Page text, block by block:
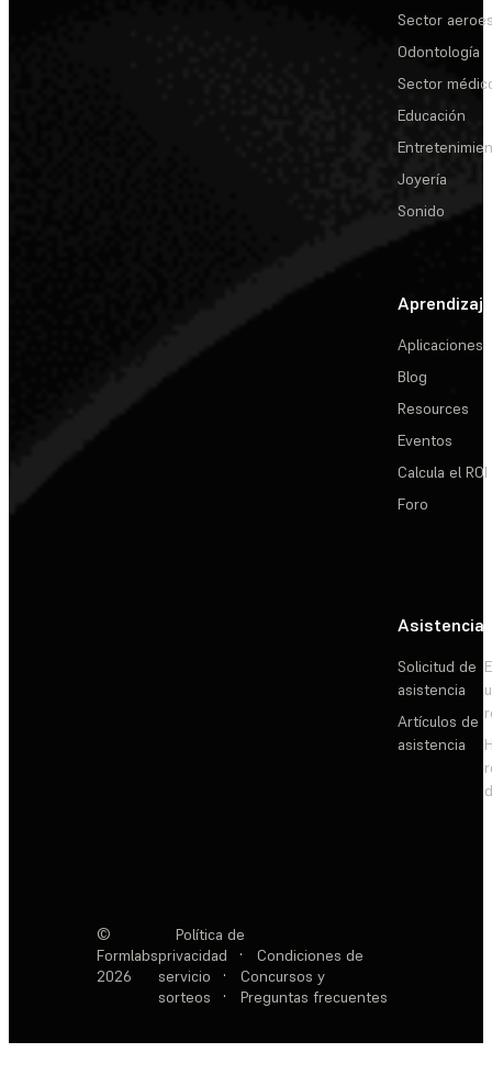
Sector
Odontología
Sector
Educación
Joyería
Sonido
Aprendizaje
Aplicaciones
Blog
Resources
Eventos
Calcula el ROI
Foro
Asistencia
Solicitud de
asistencia
Artículos de
asistencia
©
Formlabs
2026
Política de
privacidad
·
Condiciones de
servicio
·
Concursos y
sorteos
· Preguntas frecuentes